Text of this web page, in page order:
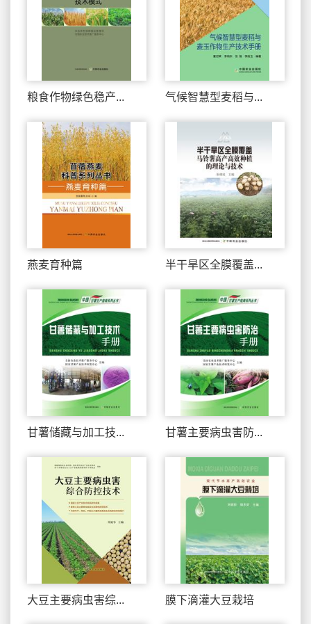
粮食作物绿色稳产... 气候智慧型麦稻与...
燕麦育种篇 半干旱区全膜覆盖...
甘薯储藏与加工技... 甘薯主要病虫害防...
大豆主要病虫害综... 膜下滴灌大豆栽培